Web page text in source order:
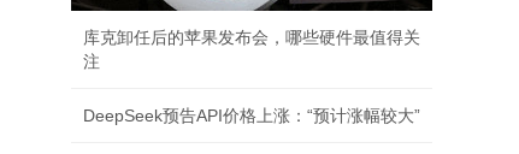
库克卸任后的苹果发布会，哪些硬件最值得关
注
DeepSeek预告API价格上涨：“预计涨幅较大”